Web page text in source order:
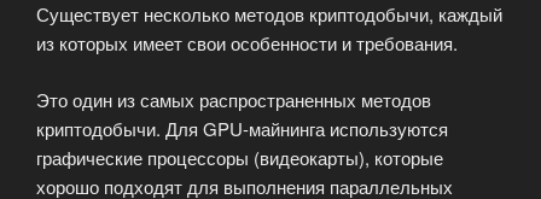
Существует несколько методов криптодобычи, каждый
из которых имеет свои особенности и требования.
Это один из самых распространенных методов
криптодобычи. Для GPU-майнинга используются
графические процессоры (видеокарты), которые
хорошо подходят для выполнения параллельных